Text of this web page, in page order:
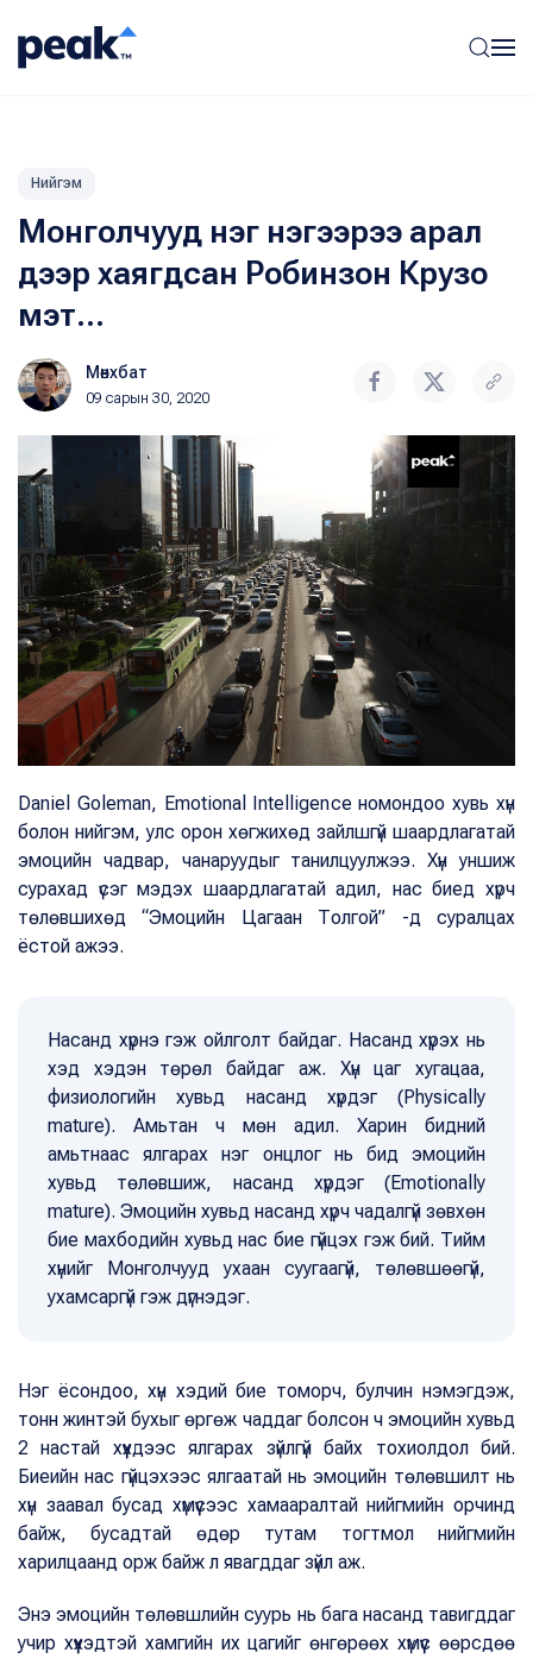
Нийгэм
Монголчууд нэг нэгээрээ арал
дээр хаягдсан Робинзон Крузо
мэт...
Мөнхбат
09 сарын 30, 2020
Daniel Goleman, Emotional Intelligence номондоо хувь хүн
болон нийгэм, улс орон хөгжихөд зайлшгүй шаардлагатай
эмоцийн чадвар, чанаруудыг танилцуулжээ. Хүн уншиж
сурахад үсэг мэдэх шаардлагатай адил, нас биед хүрч
төлөвшихөд “Эмоцийн Цагаан Толгой” -д суралцах
ёстой ажээ.
Насанд хүрнэ гэж ойлголт байдаг. Насанд хүрэх нь
хэд хэдэн төрөл байдаг аж. Хүн цаг хугацаа,
физиологийн хувьд насанд хүрдэг (Physically
mature). Амьтан ч мөн адил. Харин бидний
амьтнаас ялгарах нэг онцлог нь бид эмоцийн
хувьд төлөвшиж, насанд хүрдэг (Emotionally
mature). Эмоцийн хувьд насанд хүрч чадалгүй зөвхөн
бие махбодийн хувьд нас бие гүйцэх гэж бий. Тийм
хүнийг Монголчууд ухаан суугаагүй, төлөвшөөгүй,
ухамсаргүй гэж дүгнэдэг.
Нэг ёсондоо, хүн хэдий бие томорч, булчин нэмэгдэж,
тонн жинтэй бухыг өргөж чаддаг болсон ч эмоцийн хувьд
2 настай хүүхдээс ялгарах зүйлгүй байх тохиолдол бий.
Биеийн нас гүйцэхээс ялгаатай нь эмоцийн төлөвшилт нь
хүн заавал бусад хүмүүсээс хамааралтай нийгмийн орчинд
байж, бусадтай өдөр тутам тогтмол нийгмийн
харилцаанд орж байж л явагддаг зүйл аж.
Энэ эмоцийн төлөвшлийн суурь нь бага насанд тавигддаг
учир хүүхэдтэй хамгийн их цагийг өнгөрөөх хүмүүс өөрсдөө